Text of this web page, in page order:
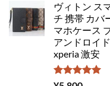
ヴィトン ス
チ 携帯 カバ
マホケース
アンドロイ
xperia 激安
5段階中